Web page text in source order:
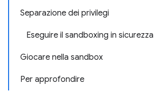
Separazione dei privilegi
Eseguire il sandboxing in
Giocare nella sandbox
Per approfondire